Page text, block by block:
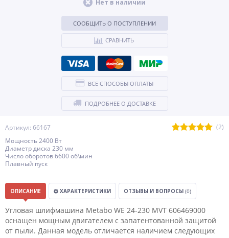
Артикул: 66167
(2)
Мощность 2400 Вт
Диаметр диска 230 мм
Число оборотов 6600 об\мин
Плавный пуск
Нет в наличии
СООБЩИТЬ О ПОСТУПЛЕНИИ
СРАВНИТЬ
ВСЕ СПОСОБЫ ОПЛАТЫ
ПОДРОБНЕЕ О ДОСТАВКЕ
ОПИСАНИЕ ХАРАКТЕРИСТИКИ ОТЗЫВЫ И ВОПРОСЫ (0)
Угловая шлифмашина Metabo WE 24-230 MVT 606469000
оснащен мощным двигателем с запатентованной защитой
от пыли. Данная модель отличается наличием следующих